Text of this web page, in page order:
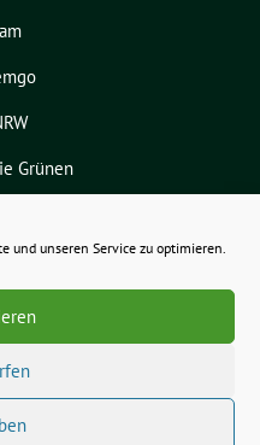
und unseren Service zu optimieren.
Grünen